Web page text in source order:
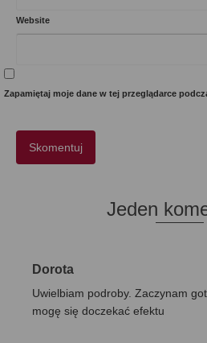
Website
Zapamiętaj moje dane w tej przeglądarce
Jeden
Dorota
Uwielbiam podroby. Zaczynam
mogę się doczekać efektu